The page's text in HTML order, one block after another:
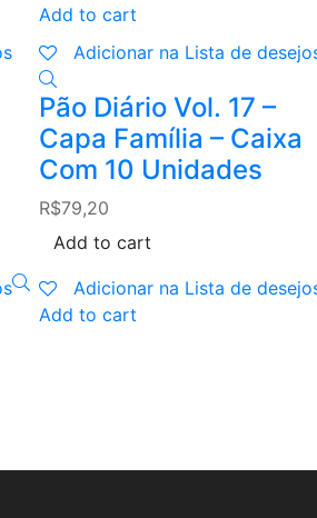
Add to cart
Adicionar na Lista de
Pão Diário Vol. 17 –
Capa Família – Caixa
Com 10 Unidades
R$79,20
Add to cart
Adicionar na Lista de
Add to cart